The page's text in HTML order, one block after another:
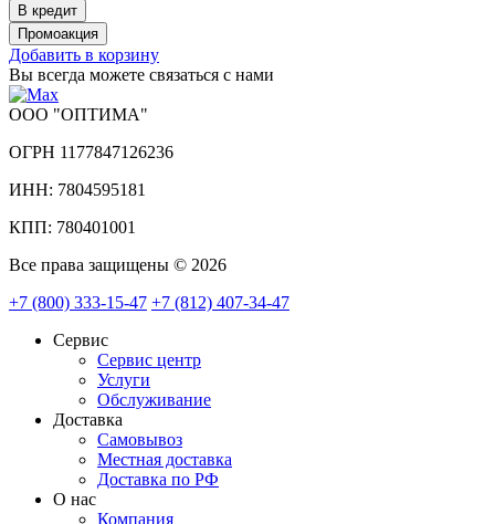
Добавить в корзину
Вы всегда можете связаться с нами
ООО "ОПТИМА"
ОГРН 1177847126236
ИНН: 7804595181
КПП: 780401001
Все права защищены © 2026
+7 (800) 333-15-47 +7 (812) 407-34-47
Сервис
Сервис центр
Услуги
Обслуживание
Доставка
Самовывоз
Местная доставка
Доставка по РФ
О нас
Компания